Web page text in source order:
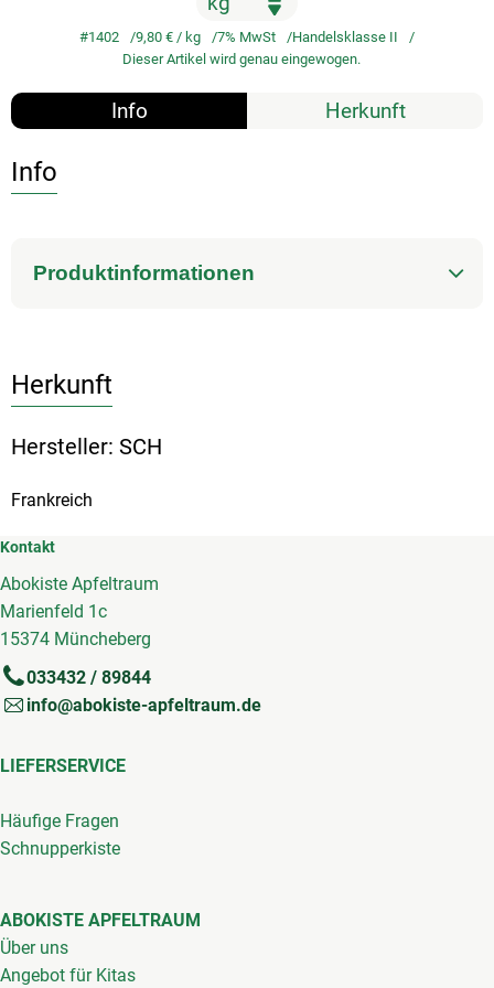
#1402 9,80 € / kg 7% MwSt
Handelsklasse II
Dieser Artikel wird genau eingewogen.
Info Herkunft
Info
Produktinformationen
Herkunft
Hersteller: SCH
Frankreich
Kontakt
Abokiste Apfeltraum
Marienfeld 1c
15374 Müncheberg
033432 / 89844
info@abokiste-apfeltraum.de
LIEFERSERVICE
Häufige Fragen
Schnupperkiste
ABOKISTE APFELTRAUM
Über uns
Angebot für Kitas